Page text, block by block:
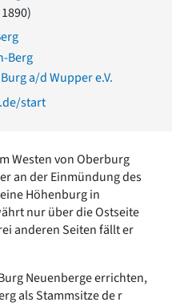
Berg
a/d Wupper e.V.
start
Westen von Oberburg
an der Einmündung des
Höhenburg in
nur über die Ostseite
anderen Seiten fällt er
Neuenberge errichten,
als Stammsitze de r